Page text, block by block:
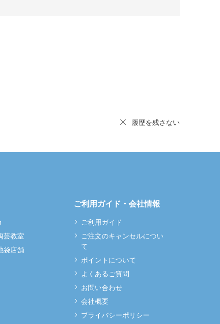
履歴を残さない
芸教室
袋店舗
ご利用ガイド・会社情報
ご利用ガイド
ご注文のキャンセルについ
て
ポイントについて
よくあるご質問
お問い合わせ
会社概要
プライバシーポリシー